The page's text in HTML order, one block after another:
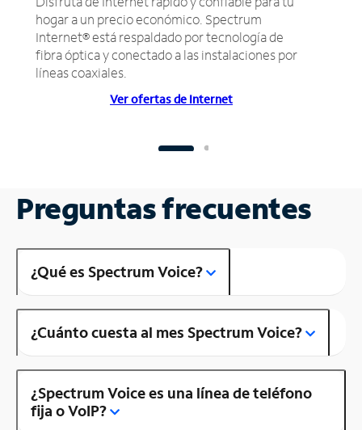
hogar a un precio económico. Spectrum
Internet® está respaldado por tecnología de
fibra óptica y conectado a las instalaciones por
líneas coaxiales.
Ver ofertas de Internet
Preguntas frecuentes
¿Qué es Spectrum Voice?
¿Cuánto cuesta al mes Spectrum Voice?
¿Spectrum Voice es una línea de teléfono
fija o VoIP?